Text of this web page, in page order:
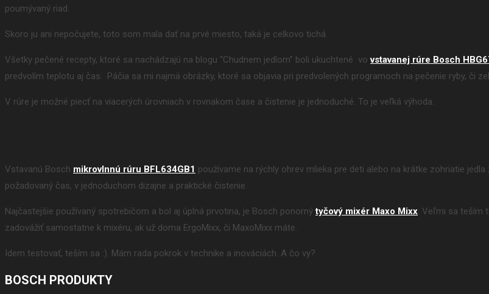
poumývaný riad.
Skoro ju ani nepočujete, toto som mala dať na prvé miesto, taká je celkovo tichá.
Všetky pečené recepty, ktoré sa nachádzajú na blogu “Chudnem jedlom” boli ukuchtené vovstavanej rúre Bosch
predvolím teplotu aj čas. Páčia sa mi najmä obrázky, ktoré sa objavia pri predvolených programoch na pečenie ryby, či
V rúre je možné piecť na viacerých úrovniach v rovnakom čase a čistenie je jednoduché. To je veľká výhoda.
Vstavanú Bosch mikrovlnnú rúru BFL634GB1 používame na rýchly ohrev mlieka pre deti alebo na krátke zohriatie
požadovaný čas, v jednoduchom dizajne a praktické čistenie.
Najčastejšie používaný spotrebičom a bol aj úplná prvotina, je Bosch ponornýtyčový mixér Maxo Mixx . Veľmi sa teším
zadovážiť samostatne k mixéru, ak už doma ErgoMixx, či MaxoMixx máte.
Idem testovať, teším sa :). Mám rada pokrok v technike a inováciách. A čo vy?
BOSCH PRODUKTY